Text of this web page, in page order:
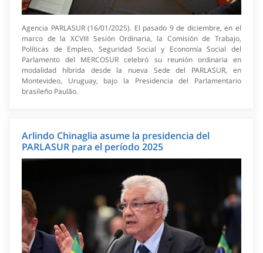
Agencia PARLASUR (16/01/2025). El pasado 9 de diciembre, en el
marco de la XCVIII Sesión Ordinaria, la Comisión de Trabajo,
Políticas de Empleo, Seguridad Social y Economía Social del
Parlamento del MERCOSUR celebró su reunión ordinaria en
modalidad híbrida desde la nueva Sede del PARLASUR, en
Montevideo, Uruguay, bajo la Presidencia del Parlamentario
brasileño Paulão.
Arlindo Chinaglia asume la presidencia del
PARLASUR para el período 2025